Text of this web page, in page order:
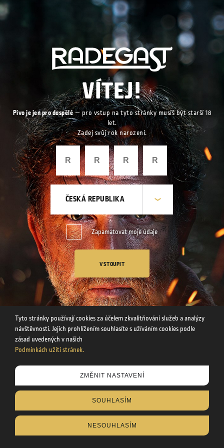
VÍTEJ!
Pivo je jen pro dospělé— pro vstup na tyto stránky musíš být starší 18
let.
Zadej svůj rok narození.
ČESKÁ REPUBLIKA
Zapamatovat moje údaje
VSTOUPIT
Tyto stránky používají cookies za účelem zkvalitňování služeb a
užíváním cookies podle zásad uvedených v našich
Podmínkách užití stránek
Tyto stránky používají cookies za účelem zkvalitňování služeb a analýzy
návštěvnosti. Jejich prohlížením souhlasíte s užíváním cookies podle
zásad uvedených v našich
Podmínkách užití stránek.
ZMĚNIT NASTAVENÍ
SOUHLASÍM
NESOUHLASÍM